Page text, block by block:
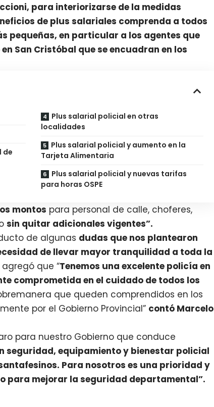
para interiorizarse de la medidas
de plus salariales comprenda a todos
pequeñas, en particular a los agentes que
San Cristóbal que se encuadran en los
de
Plus salarial policial en otras
localidades
Plus salarial policial y aumento en la
Tarjeta Alimentaria
Plus salarial policial y nuevas tarifas
para horas OSPE
montos para personal de calle, choferes,
sin quitar adicionales vigentes”.
de algunas dudas que nos plantearon
de llevar mayor tranquilidad a toda la
que “Tenemos una excelente policía en
comprometida en el cuidado de todos los
que queden comprendidos en los
por el Gobierno Provincial” contó Marcelo
para nuestro Gobierno que conduce
seguridad, equipamiento y bienestar policial
Para nosotros es una prioridad y
para mejorar la seguridad departamental”.